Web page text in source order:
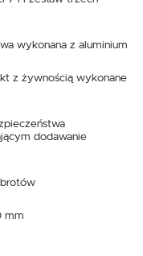
wykonana z aluminium
z żywnością wykonane
dodawanie
mm